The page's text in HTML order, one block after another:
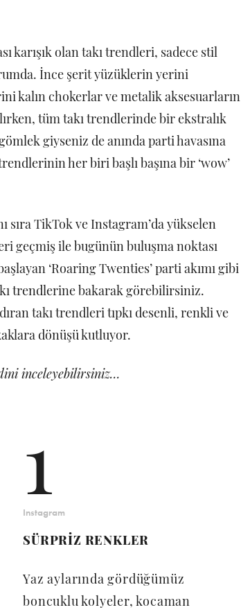
karışık olan takı trendleri, sadece stil
İnce şerit yüzüklerin yerini
kalın chokerlar ve metalik aksesuarların
tüm takı trendlerinde bir ekstralık
giyseniz de anında parti havasına
her biri başlı başına bir ‘wow’
sıra TikTok ve Instagram’da yükselen
geçmiş ile bugünün buluşma noktası
‘Roaring Twenties’ parti akımı gibi
trendlerine bakarak görebilirsiniz.
takı trendleri tıpkı desenli, renkli ve
dönüşü kutluyor.
inceleyebilirsiniz…
1
Instagram
SÜRPRİZ RENKLER
Yaz aylarında gördüğümüz
boncuklu kolyeler, kocaman